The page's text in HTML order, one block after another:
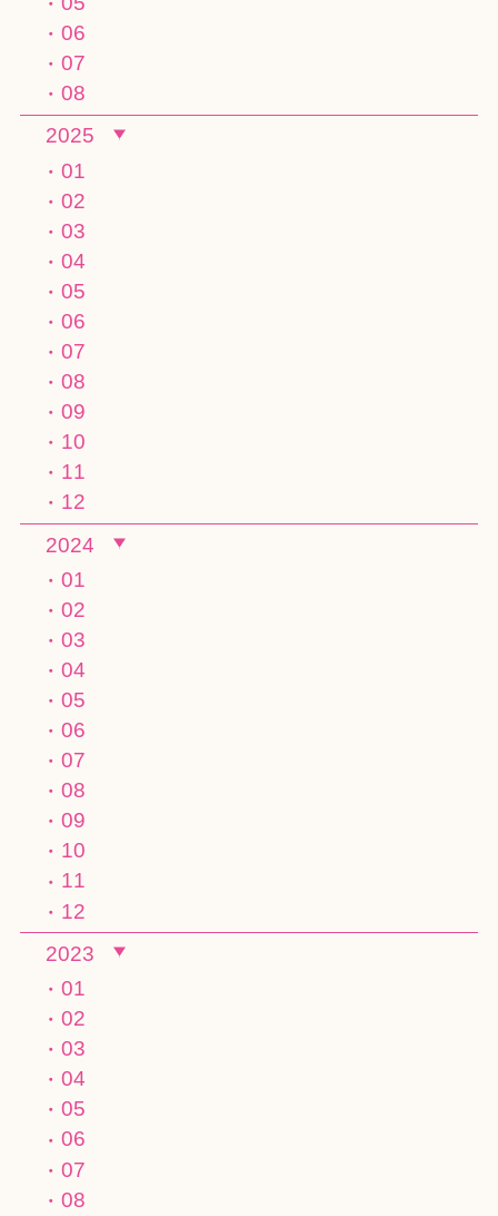
06
07
08
2025
01
02
03
04
05
06
07
08
09
10
11
12
2024
01
02
03
04
05
06
07
08
09
10
11
12
2023
01
02
03
04
05
06
07
08